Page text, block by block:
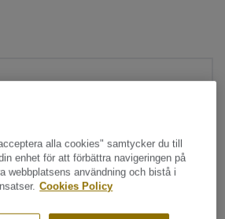
alla cookies" samtycker du till
enhet för att förbättra navigeringen på
webbplatsens användning och bistå i
Cookies Policy